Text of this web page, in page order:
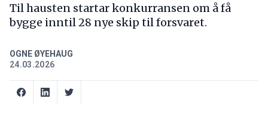
Til hausten startar konkurransen om å få
bygge inntil 28 nye skip til forsvaret.
OGNE ØYEHAUG
24.03.2026